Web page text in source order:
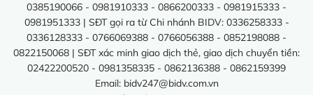
0385190066 - 0981910333 - 0866200333 - 0981915333 -
0981951333 | SĐT gọi ra từ Chi nhánh BIDV: 0336258333 -
0336128333 - 0766069388 - 0766056388 - 0852198088 -
0822150068 | SĐT xác minh giao dịch thẻ, giao dịch chuyển tiền:
02422200520 - 0981358335 - 0862136388 - 0862159399
Email: bidv247@bidv.com.vn